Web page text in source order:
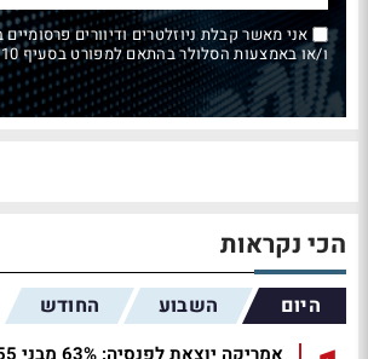
אני מאשר קבלת ניוזלטרים ודיוורים
ו/או באמצעות הסלולר בהתאם למפורט בסעיף 10 בתנאי השימוש
הכי נקראות
היום השבוע החודש